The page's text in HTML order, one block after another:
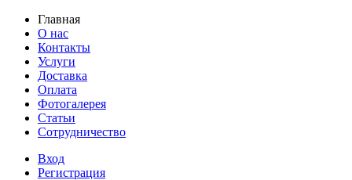
Главная
О нас
Контакты
Услуги
Доставка
Оплата
Фотогалерея
Статьи
Сотрудничество
Вход
Регистрация